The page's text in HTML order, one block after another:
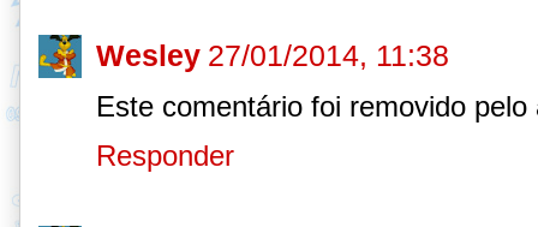
Wesley 27/01/2014, 11:38
Este comentário foi removido pelo
Responder